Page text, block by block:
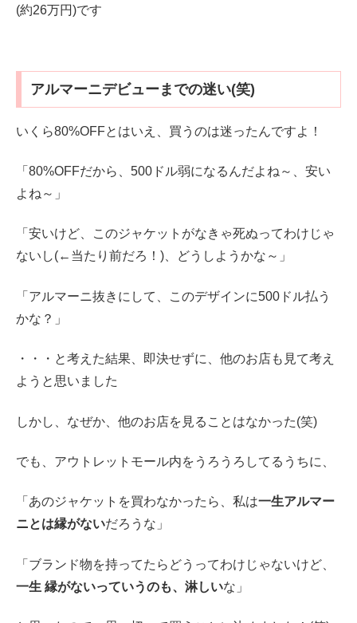
(約26万円)です
アルマーニデビューまでの迷い(笑)
いくら80%OFFとはいえ、買うのは迷ったんですよ！
「80%OFFだから、500ドル弱になるんだよね～、安い
よね～」
「安いけど、このジャケットがなきゃ死ぬってわけじゃ
ないし(←当たり前だろ！)、どうしようかな～」
「アルマーニ抜きにして、このデザインに500ドル払う
かな？」
・・・と考えた結果、即決せずに、他のお店も見て考え
ようと思いました
しかし、なぜか、他のお店を見ることはなかった(笑)
でも、アウトレットモール内をうろうろしてるうちに、
「あのジャケットを買わなかったら、私は一生アルマー
ニとは縁がないだろうな」
「ブランド物を持ってたらどうってわけじゃないけど、
一生 縁がないっていうのも、淋しいな」